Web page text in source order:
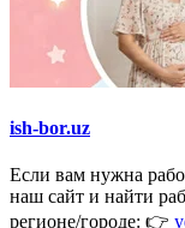
ish-bor.uz
Если вам нужна
наш сайт и найти
регионе/городе: 👉